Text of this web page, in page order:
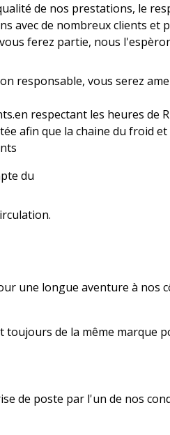
de nos prestations, le
avec de nombreux clients et
ferez partie, nous
responsable, vous serez
respectant les heures de
afin que la chaine du froid
du
une longue aventure à nos
de la même marque
de poste par l'un de nos